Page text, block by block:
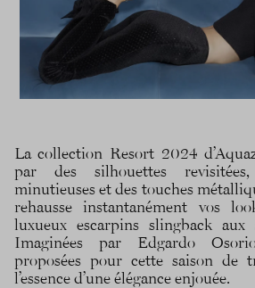
La collection Resort 2024
par des silhouettes
minutieuses et des touches
rehausse instantanément vos
luxueux escarpins slingback aux
Imaginées par Edgardo
proposées pour cette saison de
l’essence d’une élégance enjouée.